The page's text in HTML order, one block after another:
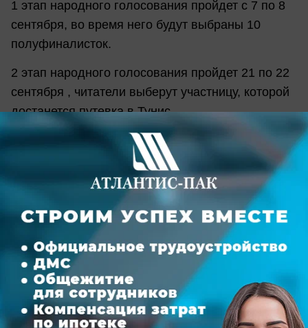
1 этап народного голосования пройдет с 7 по 8
сентября, во время него будут выбраны 10
полуфиналисток.
2 этап народного голосования пройдет 21 по 22
сентября , читатели выберут участницу, которой
достанется путевка в Тунис.
Награждение участниц и зажигательная
вечеринка в пляжном клубе "Каррера" состоится
Призы:
Главный приз , поездку в Тунис, предоставляет
генеральный партнер , сеть
турагентств"Розовый слон".